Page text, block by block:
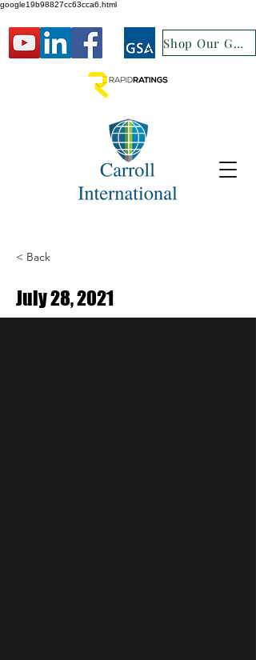
google19b98827cc63cca6.html
Shop Our GSA
< Back
July 28, 2021